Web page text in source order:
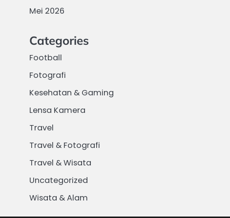
Mei 2026
Categories
Football
Fotografi
Kesehatan & Gaming
Lensa Kamera
Travel
Travel & Fotografi
Travel & Wisata
Uncategorized
Wisata & Alam